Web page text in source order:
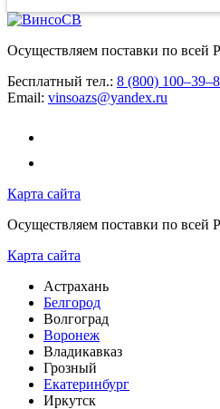
Осуществляем поставки по всей
Бесплатный тел.: 8 (800)
Email: vinsoazs@yandex.ru
Карта сайта
Осуществляем поставки по всей
Карта сайта
Астрахань
Белгород
Волгоград
Воронеж
Владикавказ
Грозный
Екатеринбург
Иркутск